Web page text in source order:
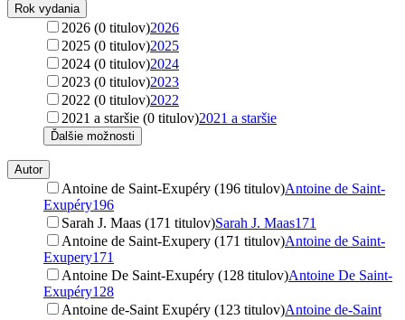
Rok vydania
2026 (0 titulov)2026
2025 (0 titulov)2025
2024 (0 titulov)2024
2023 (0 titulov)2023
2022 (0 titulov)2022
2021 a staršie (0 titulov)2021 a staršie
Ďalšie možnosti
Autor
Antoine de Saint-Exupéry (196 titulov)Antoine de Saint-
Exupéry196
Sarah J. Maas (171 titulov)Sarah J. Maas171
Antoine de Saint-Exupery (171 titulov)Antoine de Saint-
Exupery171
Antoine De Saint-Exupéry (128 titulov)Antoine De Saint-
Exupéry128
Antoine de-Saint Exupéry (123 titulov)Antoine de-Saint